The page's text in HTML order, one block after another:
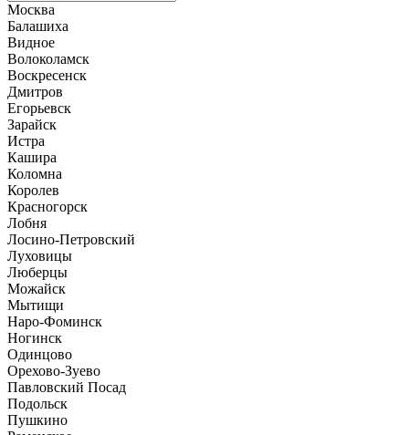
Москва
Балашиха
Видное
Волоколамск
Воскресенск
Дмитров
Егорьевск
Зарайск
Истра
Кашира
Коломна
Королев
Красногорск
Лобня
Лосино-Петровский
Луховицы
Люберцы
Можайск
Мытищи
Наро-Фоминск
Ногинск
Одинцово
Орехово-Зуево
Павловский Посад
Подольск
Пушкино